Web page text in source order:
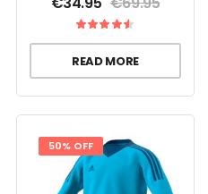
READ MORE
50% OFF